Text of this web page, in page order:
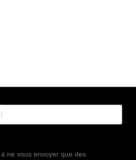
ne vous envoyer que des